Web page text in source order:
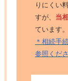
りにくい
すが、 当
ています。
＊相続手
参照くださ